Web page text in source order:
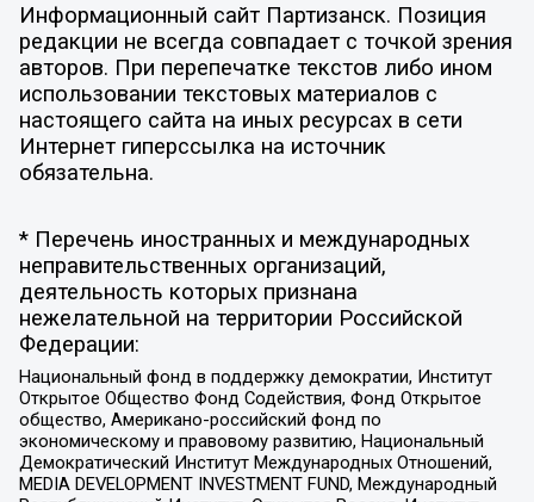
Информационный сайт Партизанск. Позиция
редакции не всегда совпадает с точкой зрения
авторов. При перепечатке текстов либо ином
использовании текстовых материалов с
настоящего сайта на иных ресурсах в сети
Интернет гиперссылка на источник
обязательна.
* Перечень иностранных и международных
неправительственных организаций,
деятельность которых признана
нежелательной на территории Российской
Федерации:
Национальный фонд в поддержку демократии, Институт
Открытое Общество Фонд Содействия, Фонд Открытое
общество, Американо-российский фонд по
экономическому и правовому развитию, Национальный
Демократический Институт Международных Отношений,
MEDIA DEVELOPMENT INVESTMENT FUND, Международный